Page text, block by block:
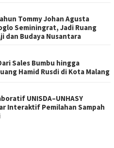
Tommy Johan Agusta
Seminingrat, Jadi Ruang
dan Budaya Nusantara
Sales Bumbu hingga
Hamid Rusdi di Kota Malang
UNISDA–UNHASY
Interaktif Pemilahan Sampah